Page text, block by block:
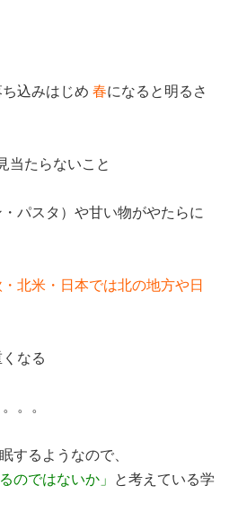
込みはじめ 春になると明るさ
当たらないこと
パスタ）や甘い物がやたらに
北米・日本では北の地方や日
なる
。。
するようなので、
のではないか」
と考えている学